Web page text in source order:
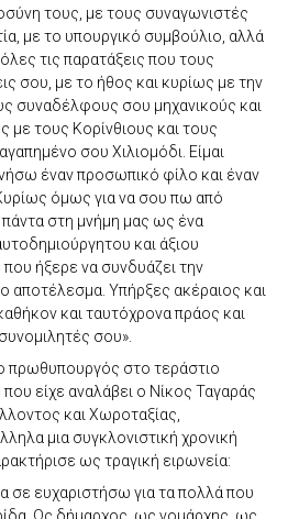
τους, με τους συναγωνιστές
με το υπουργικό συμβούλιο, αλλά
τις παρατάξεις που τους
σου, με το ήθος και κυρίως με την
συναδέλφους σου μηχανικούς και
με τους Κορίνθιους και τους
σου Χιλιομόδι. Είμαι
έναν προσωπικό φίλο και έναν
όμως για να σου πω από
πάντα στη μνήμη μας ως ένα
και άξιου
που ήξερε να συνδυάζει την
αποτέλεσμα. Υπήρξες ακέραιος και
και ταυτόχρονα πράος και
σου».
ο πρωθυπουργός στο τεράστιο
είχε αναλάβει ο Νίκος Ταγαράς
και Χωροταξίας,
μια συγκλονιστική χρονική
ως τραγική ειρωνεία:
σε ευχαριστήσω για τα πολλά που
Ως δήμαρχος, ως νομάρχης, ως